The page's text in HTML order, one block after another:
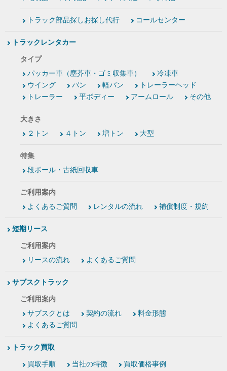
トラック部品探しお探し代行 コールセンター
トラックレンタカー
タイプ
パッカー車（塵芥車・ゴミ収集車）
冷凍車
ウイング
バン 軽バン
トレーラーヘッド
トレーラー
平ボディー アームロール その他
大きさ
２トン
４トン 増トン 大型
特集
段ボール・古紙回収車
ご利用案内
よくあるご質問
レンタルの流れ 補償制度・規約
短期リース
ご利用案内
リースの流れ
よくあるご質問
サブスクトラック
ご利用案内
サブスクとは
契約の流れ
料金形態
よくあるご質問
トラック買取
買取手順 当社の特徴
買取価格事例